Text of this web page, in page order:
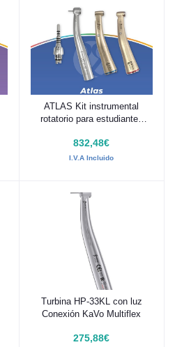
Añadir al carrito
ATLAS Kit instrumental
rotatorio para estudiantes
832,48€
I.V.A Incluido
Añadir al carrito
Turbina HP-33KL con luz
Conexión KaVo Multiflex
275,88€